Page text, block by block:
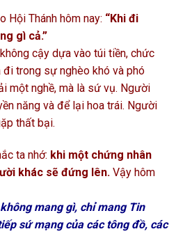
Hội Thánh hôm nay: “Khi đi
gì cả.”
cậy dựa vào túi tiền, chức
đi trong sự nghèo khó và phó
một nghề, mà là sứ vụ. Người
năng và để lại hoa trái. Người
thất bại.
ta nhớ: khi một chứng nhân
khác sẽ đứng lên. Vậy hôm
mang gì, chỉ mang Tin
sứ mạng của các tông đồ, các